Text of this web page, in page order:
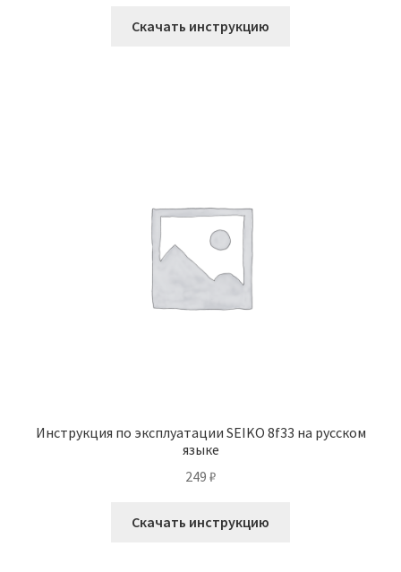
Скачать инструкцию
Инструкция по эксплуатации SEIKO 8f33 на русском
языке
249 ₽
Скачать инструкцию